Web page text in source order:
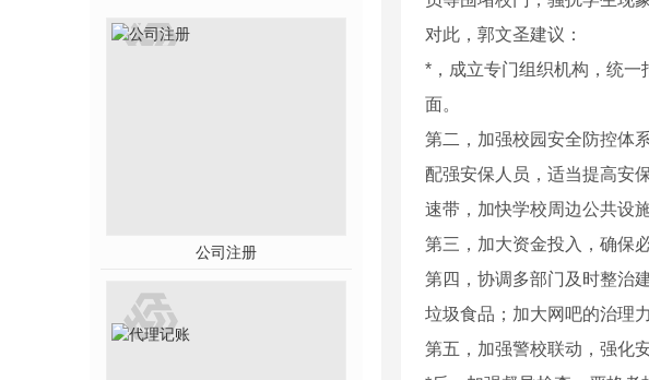
公司注册
对此，郭文圣建议：
*，成立专门组织机构，统
面。
第二，加强校园安全防控体
配强安保人员，适当提高安
速带，加快学校周边公共设
第三，加大资金投入，确
第四，协调多部门及时整治
垃圾食品；加大网吧的
第五，加强警校联动，强化